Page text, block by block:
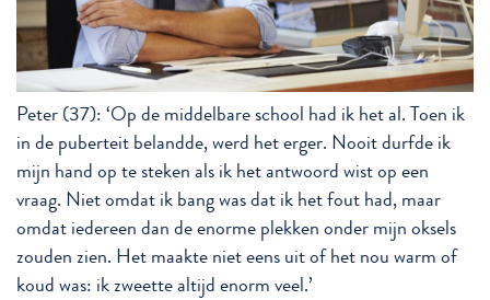
Peter (37): ‘Op de middelbare school had ik het al. Toen ik
in de puberteit belandde, werd het erger. Nooit durfde ik
mijn hand op te steken als ik het antwoord wist op een
vraag. Niet omdat ik bang was dat ik het fout had, maar
omdat iedereen dan de enorme plekken onder mijn oksels
zouden zien. Het maakte niet eens uit of het nou warm of
koud was: ik zweette altijd enorm veel.’